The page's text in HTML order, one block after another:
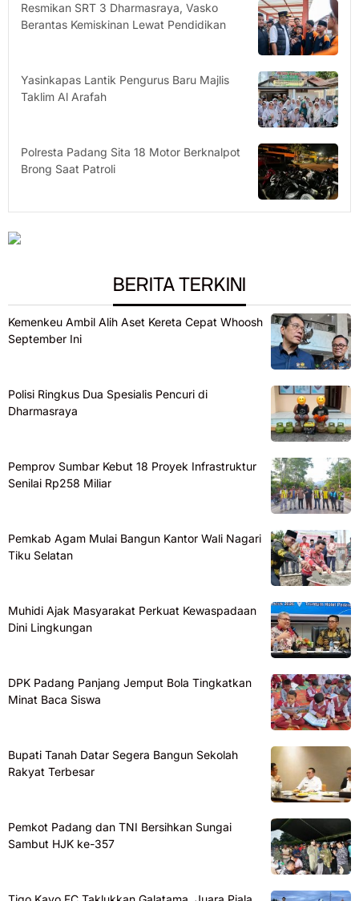
Resmikan SRT 3 Dharmasraya, Vasko
Berantas Kemiskinan Lewat Pendidikan
Yasinkapas Lantik Pengurus Baru Majlis
Taklim Al Arafah
Polresta Padang Sita 18 Motor Berknalpot
Brong Saat Patroli
BERITA TERKINI
Kemenkeu Ambil Alih Aset Kereta Cepat Whoosh
September Ini
Polisi Ringkus Dua Spesialis Pencuri di
Dharmasraya
Pemprov Sumbar Kebut 18 Proyek Infrastruktur
Senilai Rp258 Miliar
Pemkab Agam Mulai Bangun Kantor Wali Nagari
Tiku Selatan
Muhidi Ajak Masyarakat Perkuat Kewaspadaan
Dini Lingkungan
DPK Padang Panjang Jemput Bola Tingkatkan
Minat Baca Siswa
Bupati Tanah Datar Segera Bangun Sekolah
Rakyat Terbesar
Pemkot Padang dan TNI Bersihkan Sungai
Sambut HJK ke-357